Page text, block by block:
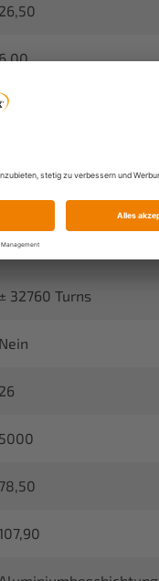
26,50
60°
± 32760 Turns
Nein
26
5000